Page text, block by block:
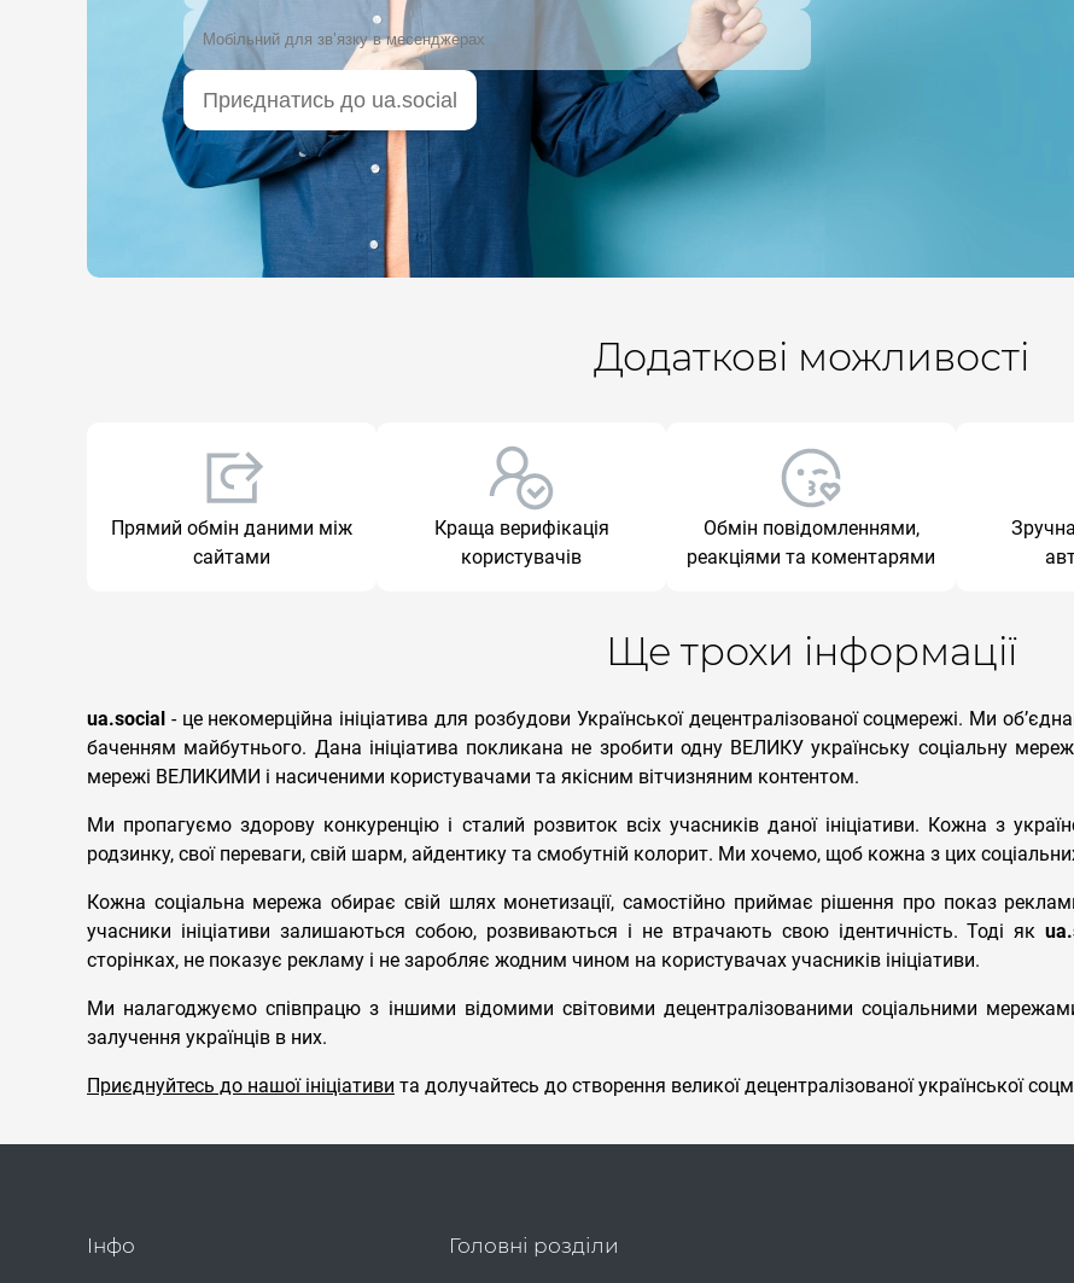
Приєднатись до ua.social
Додаткові можливості
Прямий обмін даними між
сайтами
Краща верифікація
користувачів
Обмін повідомленнями,
реакціями та коментарями
Ще трохи інформації
ua.social - це некомерційна ініціатива для розбудови Української децентралізованої соцмережі. Ми
баченням майбутнього. Дана ініціатива покликана не зробити одну ВЕЛИКУ українську соціальну
мережі ВЕЛИКИМИ і насиченими користувачами та якісним вітчизняним контентом.
Ми пропагуємо здорову конкуренцію і сталий розвиток всіх учасників даної ініціативи. Кожна з
родзинку, свої переваги, свій шарм, айдентику та смобутній колорит. Ми хочемо, щоб кожна з цих
Кожна соціальна мережа обирає свій шлях монетизації, самостійно приймає рішення про показ
учасники ініціативи залишаються собою, розвиваються і не втрачають свою ідентичність. Тоді як
сторінках, не показує рекламу і не заробляє жодним чином на користувачах учасників ініціативи.
Ми налагоджуємо співпрацю з іншими відомими світовими децентралізованими соціальними
залучення українців в них.
Приєднуйтесь до нашої ініціативи та долучайтесь до створення великої децентралізованої української
Інфо Головні розділи